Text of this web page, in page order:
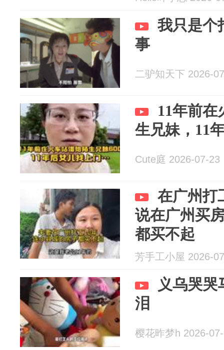
我只是个
事
二驴知天下 2026-
11年前在
生兄妹，11
Cute庭 2026-07-23
在广州打
说在广州买
都买不起
芳手工小屋 2026-
义乌哭哭
泪
樱花昨梦h 2026-